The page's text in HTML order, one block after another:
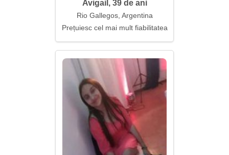
Avigail, 39 de ani
Rio Gallegos, Argentina
Prețuiesc cel mai mult fiabilitatea